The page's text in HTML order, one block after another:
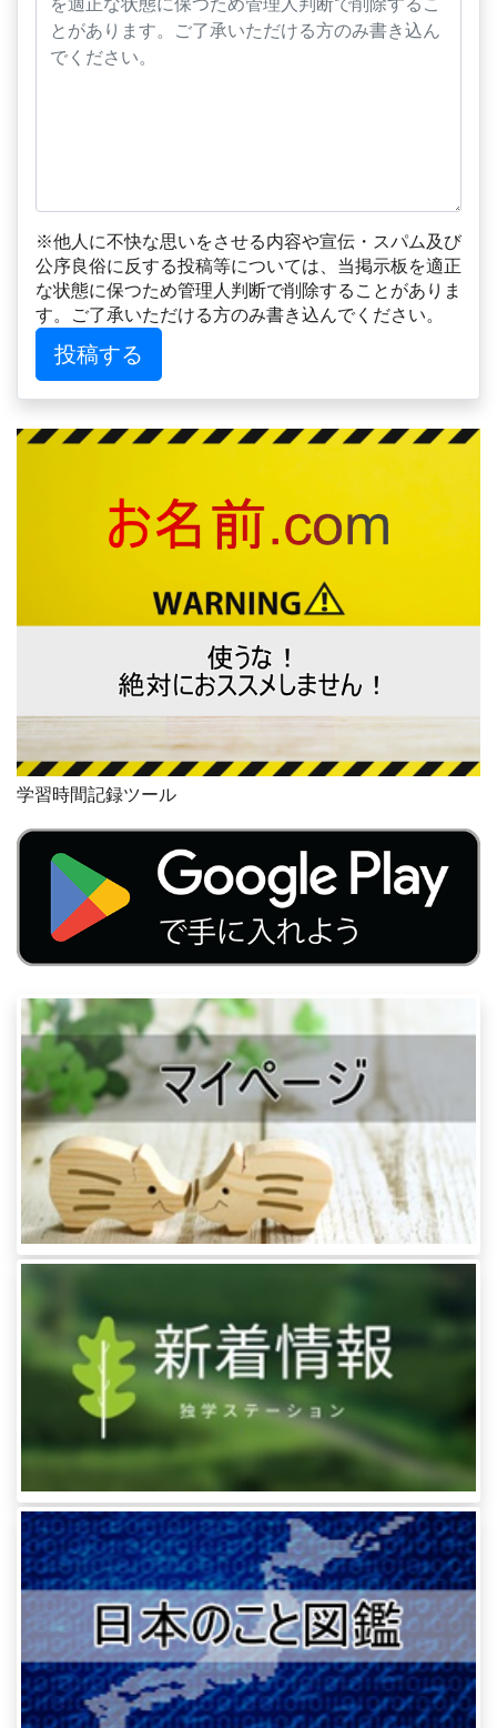
※他人に不快な思いをさせる内容や宣伝・スパム及び
公序良俗に反する投稿等については、当掲示板を適正
な状態に保つため管理人判断で削除することがありま
す。ご了承いただける方のみ書き込んでください。
投稿する
学習時間記録ツール